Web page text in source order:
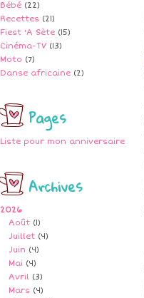
Bébé (22)
Recettes (21)
Fiest 'A Sète (15)
Cinéma-TV (13)
Moto (7)
Danse africaine (2)
Pages
Liste pour mon anniversaire
Archives
2026
Août (1)
Juillet (4)
Juin (4)
Mai (4)
Avril (3)
Mars (4)